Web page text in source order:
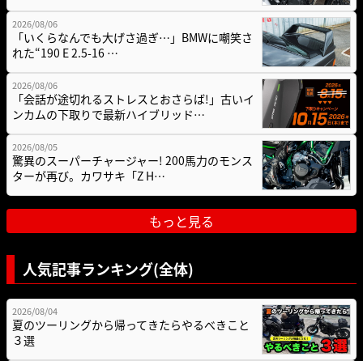
2026/08/06
「いくらなんでも大げさ過ぎ…」BMWに嘲笑さ
れた“190 E 2.5-16 …
2026/08/06
「会話が途切れるストレスとおさらば!」古いイ
ンカムの下取りで最新ハイブリッド…
2026/08/05
驚異のスーパーチャージャー! 200馬力のモンス
ターが再び。カワサキ「Z H…
もっと見る
人気記事ランキング(全体)
2026/08/04
夏のツーリングから帰ってきたらやるべきこと
３選